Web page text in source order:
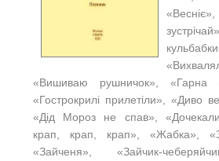
«Вишиваю рушничок», «Гарна
«Гострокрилі прилетіли», «Диво
«Дід Мороз не спав»,
крап, крап, крап», «Жабка»,
«Зайченя», «Зайчик-